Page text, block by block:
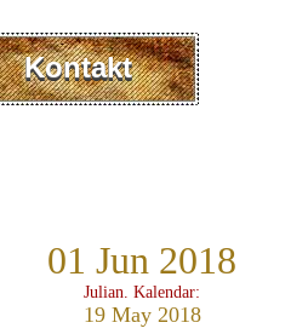
Kontakt
01 Jun 2018
Julian. Kalendar:
19 May 2018